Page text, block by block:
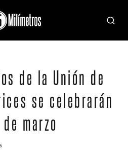
de la Unión de
se celebrarán
marzo